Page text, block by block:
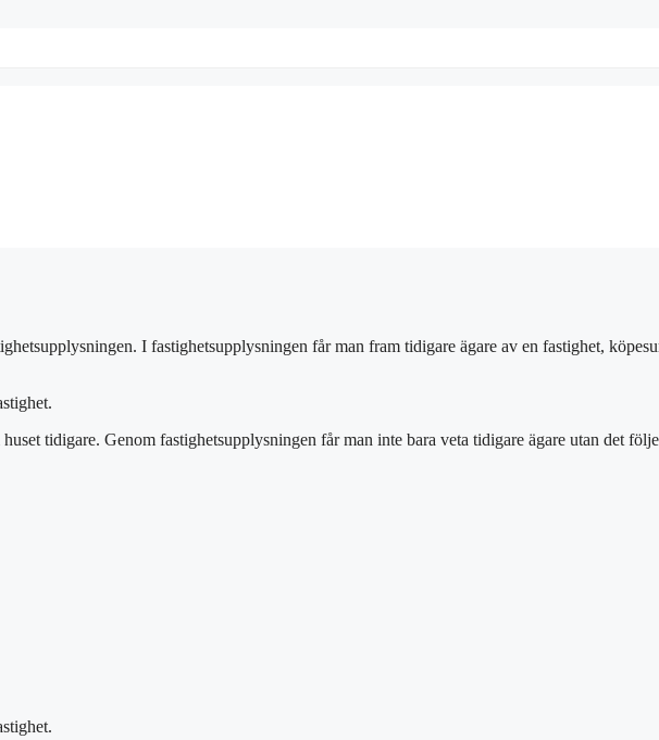
I fastighetsupplysningen får man fram tidigare ägare av en fastighet,
tidigare. Genom fastighetsupplysningen får man inte bara veta tidigare ägare utan det